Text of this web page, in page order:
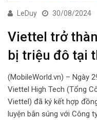
LeDuy 30/08/2024
Viettel trở
bị triệu đô tại
(MobileWorld.vn) – Ngày
Viettel High Tech (Tổng
Viettel) đã ký kết hợp
luyện bắn súng với Công